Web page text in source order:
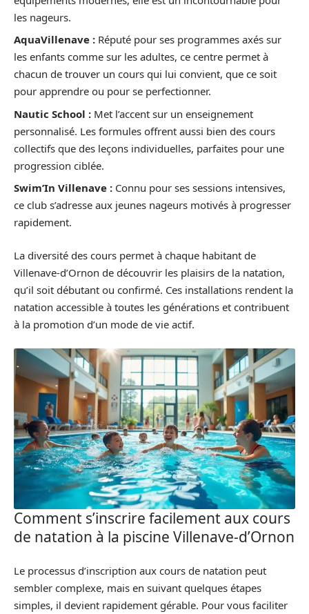
les nageurs.
AquaVillenave : Réputé pour ses programmes axés sur
les enfants comme sur les adultes, ce centre permet à
chacun de trouver un cours qui lui convient, que ce soit
pour apprendre ou pour se perfectionner.
Nautic School : Met l’accent sur un enseignement
personnalisé. Les formules offrent aussi bien des cours
collectifs que des leçons individuelles, parfaites pour une
progression ciblée.
Swim’In Villenave : Connu pour ses sessions intensives,
ce club s’adresse aux jeunes nageurs motivés à progresser
rapidement.
La diversité des cours permet à chaque habitant de
Villenave-d’Ornon de découvrir les plaisirs de la natation,
qu’il soit débutant ou confirmé. Ces installations rendent la
natation accessible à toutes les générations et contribuent
à la promotion d’un mode de vie actif.
Comment s’inscrire facilement aux cours
de natation à la piscine Villenave-d’Ornon
Le processus d’inscription aux cours de natation peut
sembler complexe, mais en suivant quelques étapes
simples, il devient rapidement gérable. Pour vous faciliter